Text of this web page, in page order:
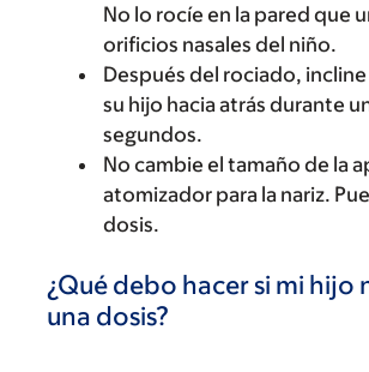
No lo rocíe en la pared que
orificios nasales del niño.
Después del rociado, incline
su hijo hacia atrás durante
segundos.
No cambie el tamaño de la
atomizador para la nariz.
dosis.
¿Qué debo hacer si mi hijo
una dosis?